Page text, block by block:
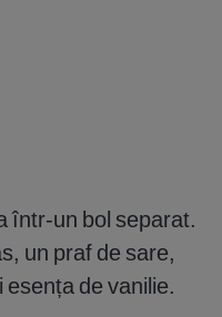
într-un bol separat.
un praf de sare,
esența de vanilie.